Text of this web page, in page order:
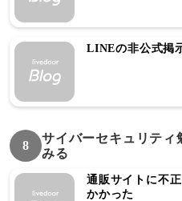
LINEの非公式掲
8
サイバーセキュリティ
みる
通販サイトに不
かかった